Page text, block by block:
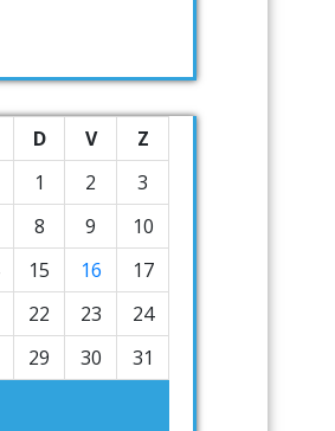
D V
Z
1
2
3
8 9
10
15 16
17
22 23
24
29 30 31